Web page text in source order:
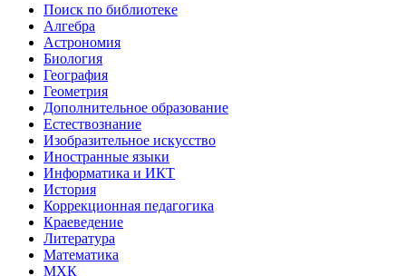
Поиск по библиотеке
Алгебра
Астрономия
Биология
География
Геометрия
Дополнительное образование
Естествознание
Изобразительное искусство
Иностранные языки
Информатика и ИКТ
История
Коррекционная педагогика
Краеведение
Литература
Математика
МХК